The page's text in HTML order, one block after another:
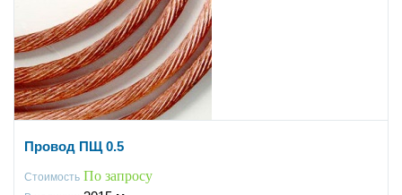
Провод ПЩ 0.5
Стоимость По запросу